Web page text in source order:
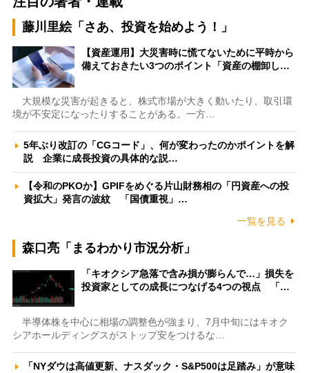
藤川里絵「さあ、投資を始めよう！」
【資産運用】大災害時に慌てないために平時から
備えておきたい3つのポイント「資産の棚卸し…
大規模な災害が起きると、株式市場が大きく動いたり、取引環
境が不安定になったりすることがある。一方…
5年ぶり改訂の「CGコード」、何が変わったのかポイントを解
説 企業に成長投資の具体的な説…
【令和のPKOか】GPIFをめぐる片山財務相の「円資産への投
資拡大」発言の波紋 「国債重視」…
一覧を見る
森口亮「まるわかり市況分析」
「キオクシア急落で含み損が膨らんで…」損失を
投資家としての成長につなげる4つの視点 「…
半導体株を中心に相場の調整色が強まり、7月中旬にはキオク
シアホールディングスがストップ安をつけるな…
「NYダウは高値更新、ナスダック・S&P500は足踏み」が意味